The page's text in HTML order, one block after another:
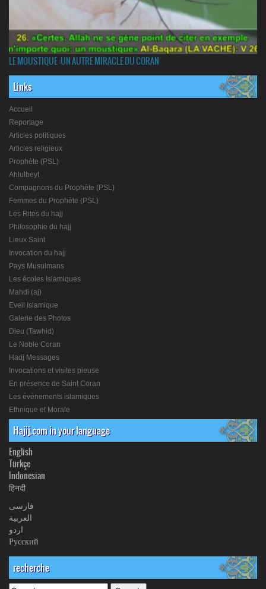
LE MOUSTIQUE :UN AUTRE MIRACLE DU CORAN
Links
Accueil
Reportage
Articles politiques
Articles religieux
Prophète (PSL)
Ahlulbeyt
Compagnons du Prophète (PSL)
Femmes du Prophète (PSL)
Les Rites du hajj
Philosophie du hajj
Lieux Saint
Invocation du hajj
Pays Musulmans
Les écoles Islamiques
Mahdi (aj)
Eveil Islamique
Galerie des Photos
Dieu (Tawhid)
Le Noble Coran
Hadj Messages
Invocations et visites pieuse
En présence de Saint Coran
Les événements islamiques
Ethnique et Morale
Hajij.com in your language
English
Türkçe
Indonesian
हिनदी
فارسی
العربیة
اردو
Русский
recherche